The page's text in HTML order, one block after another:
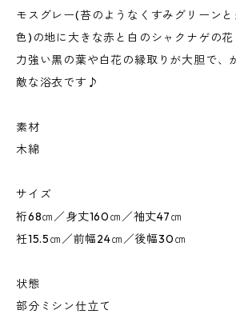
モスグレー(苔のようなくすみグリーン
色)の地に大きな赤と白のシャクナゲの花
力強い黒の葉や白花の縁取りが大胆で、
敵な浴衣です♪
素材
木綿
サイズ
裄68㎝／身丈160㎝／袖丈47㎝
衽15.5㎝／前幅24㎝／後幅30㎝
状態
部分ミシン仕立て